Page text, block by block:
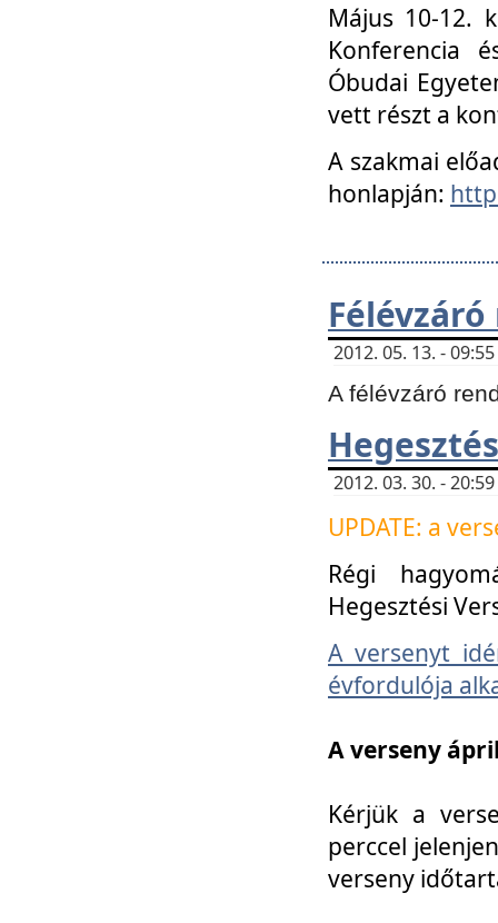
Május 10-12.
Konferencia
Óbudai
vett részt a
A szakmai
honlapján:
2012. 05. 13. -
A félévzáró
2012. 03. 30. -
UPDATE: a
Régi
Hegesztési
A versenyt
évfordulója
A verseny
Kérjük a
perccel
verseny